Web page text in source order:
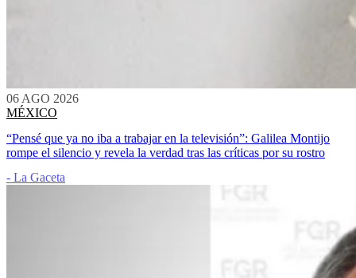
06 AGO 2026
MÉXICO
“Pensé que ya no iba a trabajar en la televisión”: Galilea Montijo
rompe el silencio y revela la verdad tras las críticas por su rostro
- La Gaceta